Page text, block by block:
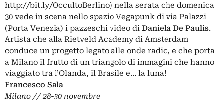
http://bit.ly/OccultoBerlino) nella serata che domenica
30 vede in scena nello spazio Vegapunk di via Palazzi
(Porta Venezia) i pazzeschi video di Daniela De Paulis.
Artista che alla Rietveld Academy di Amsterdam
conduce un progetto legato alle onde radio, e che porta
a Milano il frutto di un triangolo di immagini che hanno
viaggiato tra l’Olanda, il Brasile e… la luna!
Francesco Sala
Milano // 28-30 novembre